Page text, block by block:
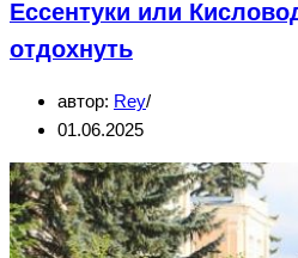
Камбоджа
—
обзор:
что
посмотреть
и
как
добраться
Ессентуки или
отдохнуть
автор: Rey
01.06.2025